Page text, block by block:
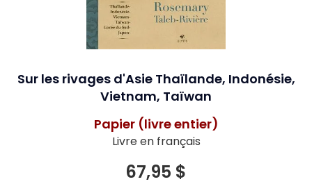
Sur les rivages d'Asie Thaïlande, Indonésie,
Vietnam, Taïwan
Papier (livre entier)
Livre en français
67,95 $